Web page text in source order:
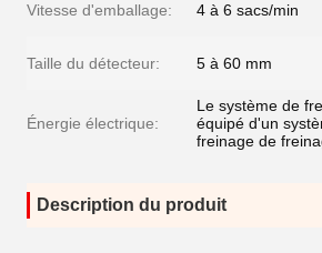
Vitesse d'emballage: 4 à 6 sacs/min
Taille du détecteur: 5 à 60 mm
Énergie électrique:
Le système de
équipé d'un
freinage de
Description du produit